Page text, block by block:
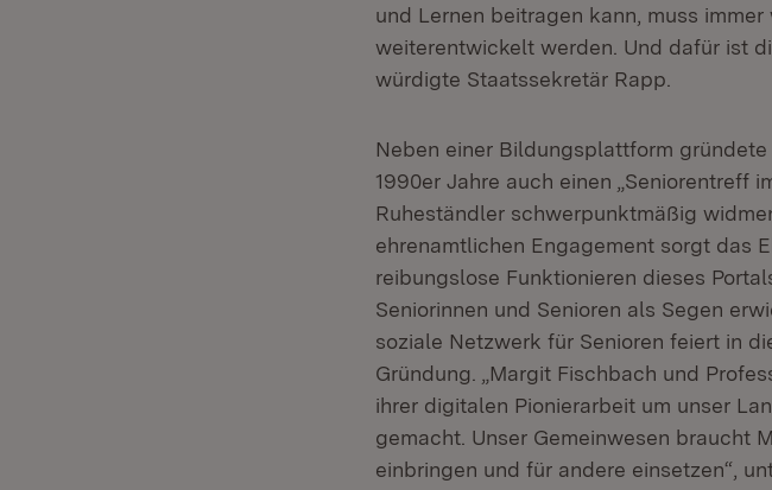
und Lernen beitragen kann, muss
weiterentwickelt werden. Und dafür ist
würdigte Staatssekretär Rapp.
Neben einer Bildungsplattform
1990er Jahre auch einen „Seniorentreff
Ruheständler schwerpunktmäßig
ehrenamtlichen Engagement sorgt das
reibungslose Funktionieren dieses
Seniorinnen und Senioren als Segen
soziale Netzwerk für Senioren feiert in
Gründung. „Margit Fischbach und
ihrer digitalen Pionierarbeit um unser
gemacht. Unser Gemeinwesen braucht
einbringen und für andere einsetzen“,